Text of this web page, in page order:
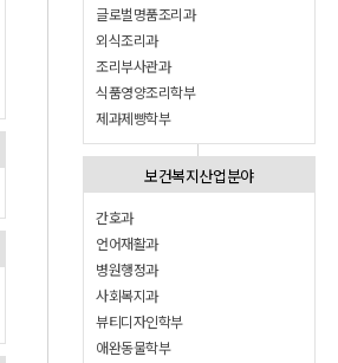
글로벌명품조리과
외식조리과
조리부사관과
식품영양조리학부
제과제빵학부
보건복지산업분야
간호과
언어재활과
병원행정과
사회복지과
뷰티디자인학부
애완동물학부